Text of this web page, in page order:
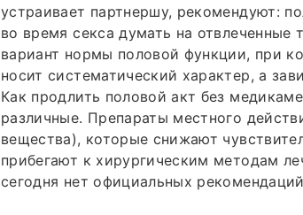
устраивает партнершу, рекомендуют:
во время секса думать на
вариант нормы половой функции, при
носит систематический характер, а
Как продлить половой акт без
различные. Препараты местного
вещества), которые снижают
прибегают к хирургическим методам
сегодня нет официальных